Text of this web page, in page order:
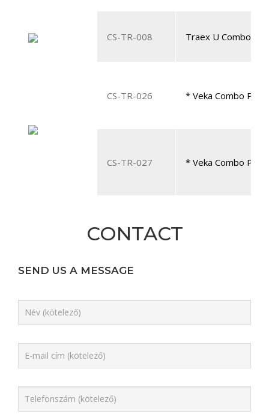
CS-TR-008 Traex U Combo
CS-TR-026 * Veka Combo
CS-TR-027 * Veka Combo
CONTACT
SEND US A MESSAGE